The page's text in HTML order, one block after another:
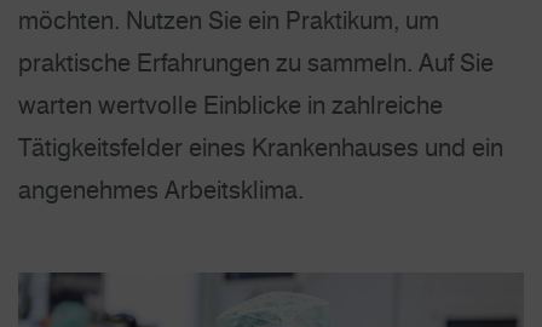
möchten. Nutzen Sie ein Praktikum, um
praktische Erfahrungen zu sammeln. Auf Sie
warten wertvolle Einblicke in zahlreiche
Tätigkeitsfelder eines Krankenhauses und ein
angenehmes Arbeitsklima.